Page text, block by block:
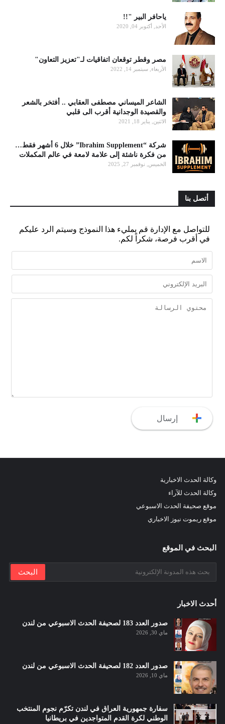
ياحافر البير "!!
الأحد, أكتوبر 04, 2020
مصر وقطر توقعان اتفاقيات لـ"تعزيز التعاون"
الأربعاء, سبتمبر 14, 2022
الشاعر الميساني مصطفى العقابي .. أفتخر بالشعر
والقصيدة الوجدانية أقرب الى قلبي
الاثنين, يناير 18, 2021
شركة “Ibrahim Supplement” خلال 6 أشهر فقط…
من فكرة ناشئة إلى علامة لامعة في عالم المكملات
الخميس, نوفمبر 27, 2025
أتصل بنا
للتواصل مع الإدارة قم بمليء هذا النموذج وسيتم الرد عليكم
في أقرب فرصة، شكراً لكم.
وكالة الحدث الاخبارية
وكالة الحدث للآراء
موقع صحيفة الحدث الاسبوعي
موقع ريموت نيوز الاخباري
البحث في الموقع
أحدث الاخبار
صدور العدد 183 لصحيفة الحدث الاسبوعي من لندن
ماي 30, 2026
صدور العدد 182 لصحيفة الحدث الاسبوعي من لندن
ماي 10, 2026
سفارة جمهورية العراق في لندن تكرّم نجوم المنتخب
الوطني لكرة القدم المتواجدين في بريطانيا